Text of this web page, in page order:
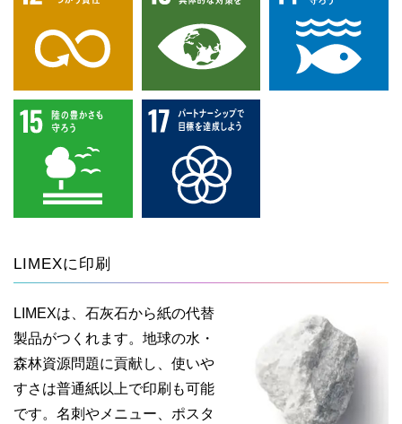
LIMEXに印刷
LIMEXは、石灰石から紙の代替
製品がつくれます。地球の水・
森林資源問題に貢献し、使いや
すさは普通紙以上で印刷も可能
です。名刺やメニュー、ポスタ